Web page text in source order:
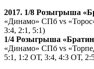
2017. 1/8 Розыгрыша
«Динамо» СПб vs
3:4, 2:1, 5:1)
1/4 Розыгрыша
«Динамо» СПб vs
5:1, 1:2 ОТ, 3:4, 4:3 ОТ,